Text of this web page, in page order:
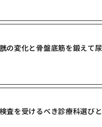
の変化と骨盤底筋を鍛えて
査を受けるべき診療科選び